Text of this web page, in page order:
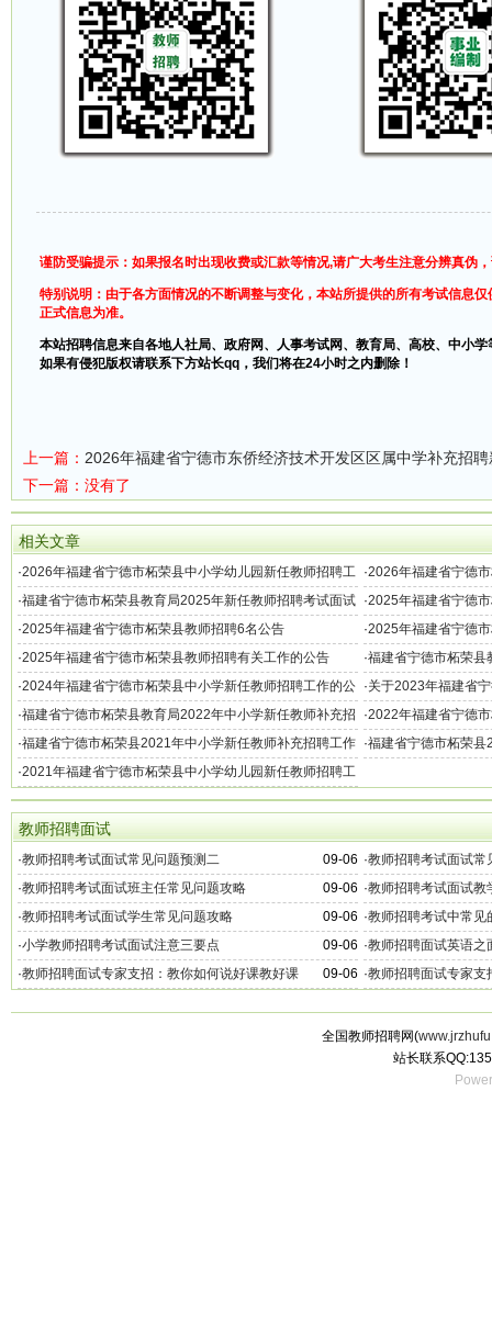
谨防受骗提示：如果报名时出现收费或汇款等情况,请广大考生注意分辨真伪
特别说明：由于各方面情况的不断调整与变化，本站所提供的所有考试信息
正式信息为准。
本站招聘信息来自各地人社局、政府网、人事考试网、教育局、高校、中小
如果有侵犯版权请联系下方站长qq，我们将在24小时之内删除！
上一篇： 2026年福建省宁德市东侨经济技术开发区区属中学补充招
下一篇：没有了
相关文章
·2026年福建省宁德市柘荣县中小学幼儿园新任教师招聘工
作的公告（49名）
·2026年福建省宁德
公告
·福建省宁德市柘荣县教育局2025年新任教师招聘考试面试
工作的通知
·2025年福建省宁德
·2025年福建省宁德市柘荣县教师招聘6名公告 ·2025年福建省宁德
作的公告（56名）
·2025年福建省宁德市柘荣县教师招聘有关工作的公告 ·福建省宁德市柘荣县
聘工作的通告
·2024年福建省宁德市柘荣县中小学新任教师招聘工作的公
告（45名）
·关于2023年福建省
聘工作的公告（28名
·福建省宁德市柘荣县教育局2022年中小学新任教师补充招
聘工作的通告
·2022年福建省宁德
作的公告（29名）
·福建省宁德市柘荣县2021年中小学新任教师补充招聘工作
的通告
·福建省宁德市柘荣县
·2021年福建省宁德市柘荣县中小学幼儿园新任教师招聘工
作的通知
教师招聘面试
09-06
·教师招聘考试面试常见问题预测二 ·教师招聘考试面试常
09-06
·教师招聘考试面试班主任常见问题攻略 ·教师招聘考试面试教
09-06
·教师招聘考试面试学生常见问题攻略 ·教师招聘考试中常见
09-06
·小学教师招聘考试面试注意三要点 ·教师招聘面试英语之
09-06
·教师招聘面试专家支招：教你如何说好课教好课 ·教师招聘面试专家支
全国教师招聘网(
站长联系